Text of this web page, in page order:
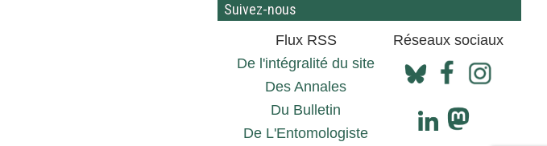
Suivez-nous
Flux RSS
Réseaux sociaux
De l'intégralité du site
Des Annales
Du Bulletin
De L'Entomologiste